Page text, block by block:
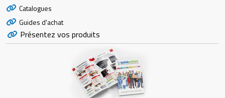
Catalogues
Guides d'achat
Présentez vos produits